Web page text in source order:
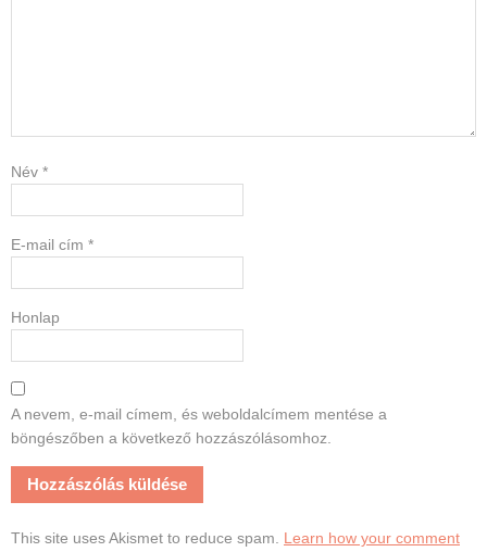
Név *
E-mail cím *
Honlap
A nevem, e-mail címem, és weboldalcímem mentése a
böngészőben a következő hozzászólásomhoz.
This site uses Akismet to reduce spam. Learn how your comment